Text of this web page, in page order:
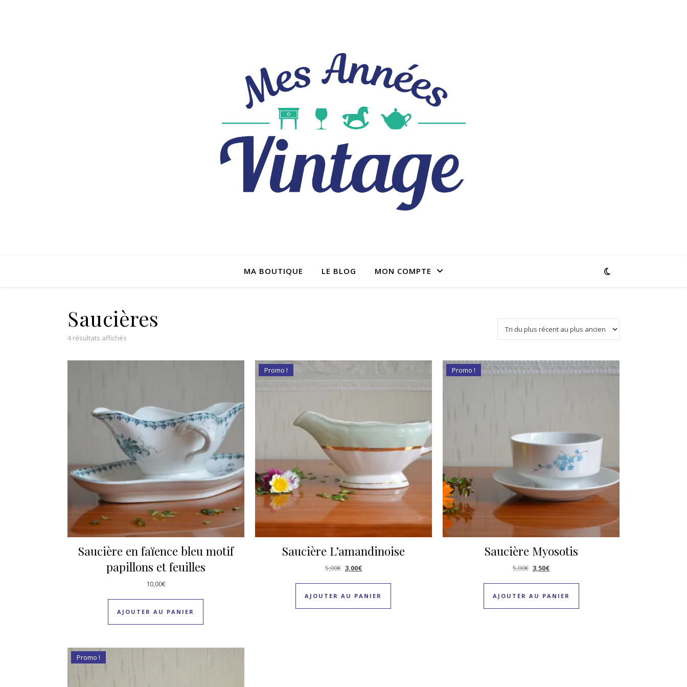
MA BOUTIQUE LE BLOG MON COMPTE
Saucières
4 résultats affichés
Saucière en faïence bleu motif
papillons et feuilles
10,00€
AJOUTER AU PANIER
Promo !
Saucière L’amandinoise
5,00€ Le prix initial était : 5,00€.
3,00€Le prix actuel est : 3,00€.
AJOUTER AU PANIER
Promo !
Saucière Myosotis
5,00€ Le prix initial était : 5,00€.
3,50€Le prix actuel est : 3,50€.
AJOUTER AU PANIER
Promo !